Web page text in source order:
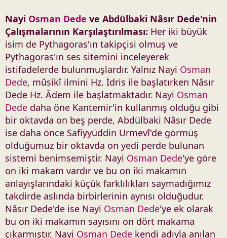
Nayi Osman Dede ve Abdülbaki Nâsır Dede'nin
Çalışmalarının Karşılaştırılması: Her iki büyük
isim de Pythagoras'ın takipçisi olmuş ve
Pythagoras'ın ses sitemini inceleyerek
istifadelerde bulunmuşlardır. Yalnız Nayi Osman
Dede, mûsikî ilmini Hz. İdris ile başlatırken Nâsır
Dede Hz. Âdem ile başlatmaktadır. Nayi Osman
Dede daha öne Kantemir'in kullanmış olduğu gibi
bir oktavda on beş perde, Abdülbaki Nâsır Dede
ise daha önce Safiyyüddin Urmevî'de görmüş
olduğumuz bir oktavda on yedi perde bulunan
sistemi benimsemiştir. Nayi Osman Dede'ye göre
on iki makam vardır ve bu on iki makamın
anlayışlarındaki küçük farklılıkları saymadığımız
takdirde aslında birbirlerinin aynısı olduğudur.
Nâsır Dede'de ise Nayi Osman Dede'ye ek olarak
bu on iki makamın sayısını on dört makama
çıkarmıştır. Nayi Osman Dede kendi adıyla anılan